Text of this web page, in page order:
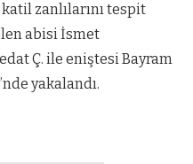
zanlılarını tespit
abisi İsmet
Ç. ile eniştesi Bayram
yakalandı.